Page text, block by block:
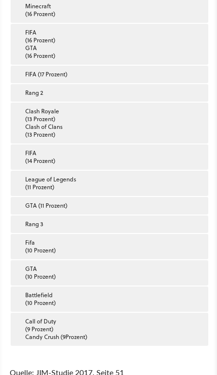
Minecraft
(16 Prozent)
FIFA
(16 Prozent)
GTA
(16 Prozent)
FIFA (17 Prozent)
Rang 2
Clash Royale
(13 Prozent)
Clash of Clans
(13 Prozent)
FIFA
(14 Prozent)
League of Legends
(11 Prozent)
GTA (11 Prozent)
Rang 3
Fifa
(10 Prozent)
GTA
(10 Prozent)
Battlefield
(10 Prozent)
Call of Duty
(9 Prozent)
Candy Crush (9Prozent)
Quelle: JIM-Studie 2017, Seite 51